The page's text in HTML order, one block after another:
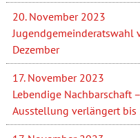
20. November 2023
Jugendgemeinderatswahl
Dezember
17. November 2023
Lebendige Nachbarschaft
Ausstellung verlängert bis